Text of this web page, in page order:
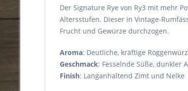
Der Signature Rye von Ry3 mit mehr
Altersstufen. Dieser in Vintage-
Frucht und Gewürze durchzogen.
Aroma: Deutliche, kräftige
Geschmack: Fesselnde Süße, dunkler
Finish: Langanhaltend Zimt und Nelke